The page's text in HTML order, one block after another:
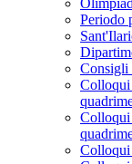
Periodo
Consigli
Colloqui
Colloqui
Colloqui